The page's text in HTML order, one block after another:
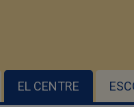
EL CENTRE